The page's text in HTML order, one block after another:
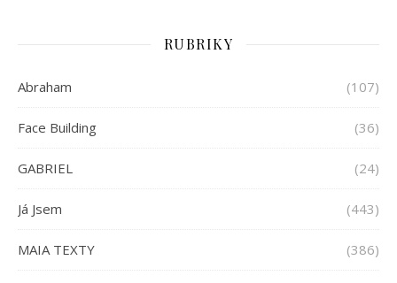
RUBRIKY
Abraham (107)
Face Building (36)
GABRIEL (24)
Já Jsem (443)
MAIA TEXTY (386)